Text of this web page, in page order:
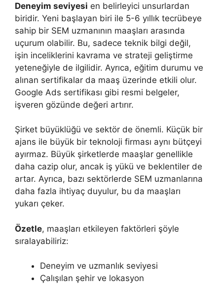
Deneyim seviyesi en belirleyici unsurlardan
biridir. Yeni başlayan biri ile 5-6 yıllık tecrübeye
sahip bir SEM uzmanının maaşları arasında
uçurum olabilir. Bu, sadece teknik bilgi değil,
işin inceliklerini kavrama ve strateji geliştirme
yeteneğiyle de ilgilidir. Ayrıca, eğitim durumu ve
alınan sertifikalar da maaş üzerinde etkili olur.
Google Ads sertifikası gibi resmi belgeler,
işveren gözünde değeri artırır.
Şirket büyüklüğü ve sektör de önemli. Küçük bir
ajans ile büyük bir teknoloji firması aynı bütçeyi
ayırmaz. Büyük şirketlerde maaşlar genellikle
daha cazip olur, ancak iş yükü ve beklentiler de
artar. Ayrıca, bazı sektörlerde SEM uzmanlarına
daha fazla ihtiyaç duyulur, bu da maaşları
yukarı çeker.
Özetle, maaşları etkileyen faktörleri şöyle
sıralayabiliriz:
Deneyim ve uzmanlık seviyesi
Çalışılan şehir ve lokasyon